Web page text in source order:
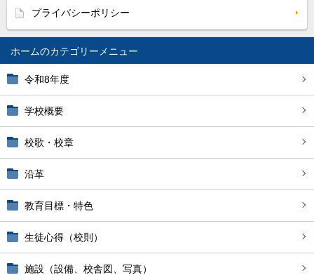
ホーム
令和8年度
学校概要
校歌・校章
沿革
教育目標・特色
生徒心得（校則）
施設（設備、校舎図、写真）
プライバシーポリシー